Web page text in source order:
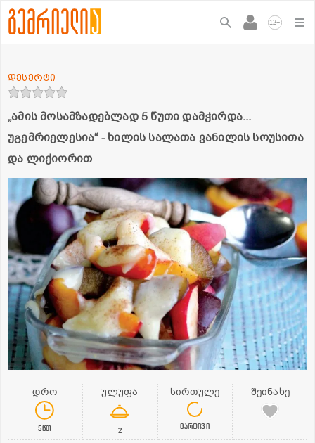
12+
„ამის მოსამზადებლად 5 წუთი დამჭირდა...
უგემრიელესია“ - ხილის სალათა ვანილის სოუსითა
და ლიქიორით
დესერტი
დრო
5წთ
ულუფა
2
სირთულე
მარტივი
შეინახე